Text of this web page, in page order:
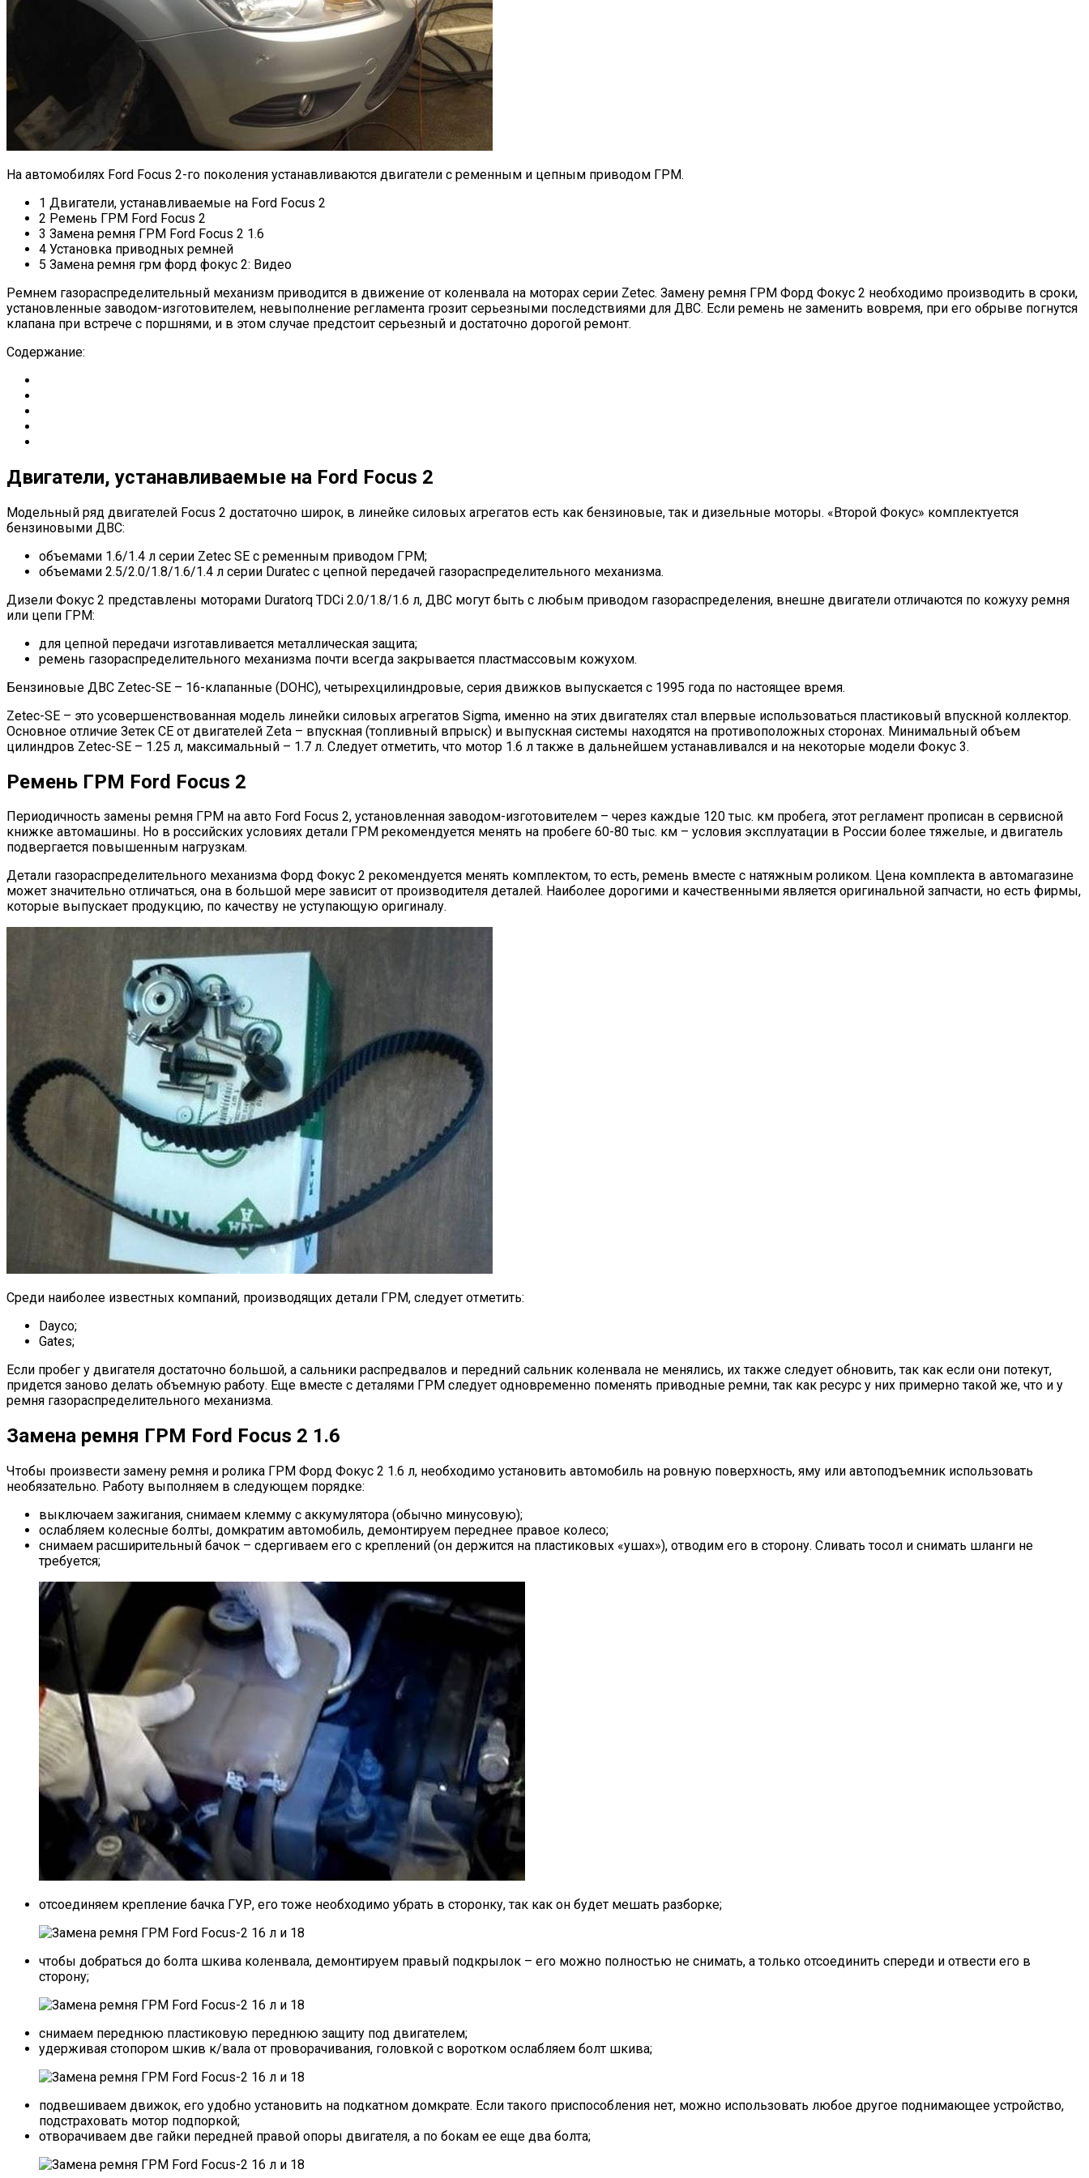
На автомобилях Ford Focus 2-го поколения устанавливаются двигатели с ременным и цепным приводом ГРМ.
1 Двигатели, устанавливаемые на Ford Focus 2
2 Ремень ГРМ Ford Focus 2
3 Замена ремня ГРМ Ford Focus 2 1.6
4 Установка приводных ремней
5 Замена ремня грм форд фокус 2: Видео
Ремнем газораспределительный механизм приводится в движение от коленвала на моторах серии Zetec. Замену ремня ГРМ Форд Фокус 2 необходимо производить в сроки,
установленные заводом-изготовителем, невыполнение регламента грозит серьезными последствиями для ДВС. Если ремень не заменить вовремя, при его обрыве погнутся
клапана при встрече с поршнями, и в этом случае предстоит серьезный и достаточно дорогой ремонт.
Содержание:
Двигатели, устанавливаемые на Ford Focus 2
Модельный ряд двигателей Focus 2 достаточно широк, в линейке силовых агрегатов есть как бензиновые, так и дизельные моторы. «Второй Фокус» комплектуется
бензиновыми ДВС:
объемами 1.6/1.4 л серии Zetec SE с ременным приводом ГРМ;
объемами 2.5/2.0/1.8/1.6/1.4 л серии Duratec с цепной передачей газораспределительного механизма.
Дизели Фокус 2 представлены моторами Duratorq TDCi 2.0/1.8/1.6 л, ДВС могут быть с любым приводом газораспределения, внешне двигатели отличаются по кожуху ремня
или цепи ГРМ:
для цепной передачи изготавливается металлическая защита;
ремень газораспределительного механизма почти всегда закрывается пластмассовым кожухом.
Бензиновые ДВС Zetec-SE – 16-клапанные (DOHC), четырехцилиндровые, серия движков выпускается с 1995 года по настоящее время.
Zetec-SE – это усовершенствованная модель линейки силовых агрегатов Sigma, именно на этих двигателях стал впервые использоваться пластиковый впускной коллектор.
Основное отличие Зетек СЕ от двигателей Zeta – впускная (топливный впрыск) и выпускная системы находятся на противоположных сторонах. Минимальный объем
цилиндров Zetec-SE – 1.25 л, максимальный – 1.7 л. Следует отметить, что мотор 1.6 л также в дальнейшем устанавливался и на некоторые модели Фокус 3.
Ремень ГРМ Ford Focus 2
Периодичность замены ремня ГРМ на авто Ford Focus 2, установленная заводом-изготовителем – через каждые 120 тыс. км пробега, этот регламент прописан в сервисной
книжке автомашины. Но в российских условиях детали ГРМ рекомендуется менять на пробеге 60-80 тыс. км – условия эксплуатации в России более тяжелые, и двигатель
подвергается повышенным нагрузкам.
Детали газораспределительного механизма Форд Фокус 2 рекомендуется менять комплектом, то есть, ремень вместе с натяжным роликом. Цена комплекта в автомагазине
может значительно отличаться, она в большой мере зависит от производителя деталей. Наиболее дорогими и качественными является оригинальной запчасти, но есть фирмы,
которые выпускает продукцию, по качеству не уступающую оригиналу.
Среди наиболее известных компаний, производящих детали ГРМ, следует отметить:
Dayco;
Gates;
Если пробег у двигателя достаточно большой, а сальники распредвалов и передний сальник коленвала не менялись, их также следует обновить, так как если они потекут,
придется заново делать объемную работу. Еще вместе с деталями ГРМ следует одновременно поменять приводные ремни, так как ресурс у них примерно такой же, что и у
ремня газораспределительного механизма.
Замена ремня ГРМ Ford Focus 2 1.6
Чтобы произвести замену ремня и ролика ГРМ Форд Фокус 2 1.6 л, необходимо установить автомобиль на ровную поверхность, яму или автоподъемник использовать
необязательно. Работу выполняем в следующем порядке:
выключаем зажигания, снимаем клемму с аккумулятора (обычно минусовую);
ослабляем колесные болты, домкратим автомобиль, демонтируем переднее правое колесо;
снимаем расширительный бачок – сдергиваем его с креплений (он держится на пластиковых «ушах»), отводим его в сторону. Сливать тосол и снимать шланги не
требуется;
отсоединяем крепление бачка ГУР, его тоже необходимо убрать в сторонку, так как он будет мешать разборке;
чтобы добраться до болта шкива коленвала, демонтируем правый подкрылок – его можно полностью не снимать, а только отсоединить спереди и отвести его в
сторону;
снимаем переднюю пластиковую переднюю защиту под двигателем;
удерживая стопором шкив к/вала от проворачивания, головкой с воротком ослабляем болт шкива;
подвешиваем движок, его удобно установить на подкатном домкрате. Если такого приспособления нет, можно использовать любое другое поднимающее устройство,
подстраховать мотор подпоркой;
отворачиваем две гайки передней правой опоры двигателя, а по бокам ее еще два болта;